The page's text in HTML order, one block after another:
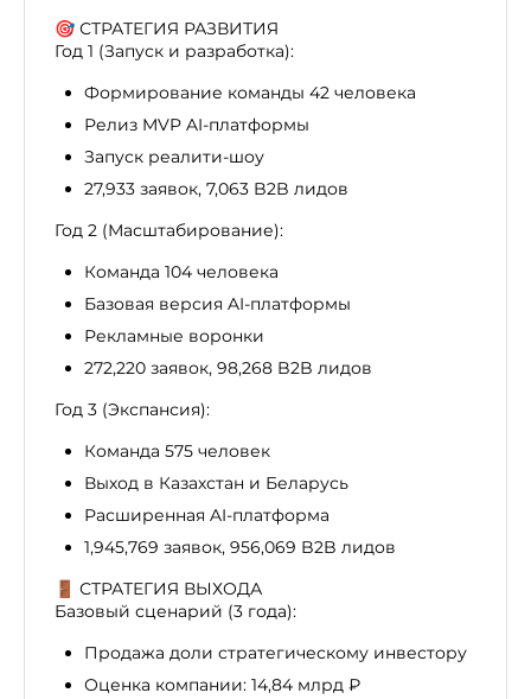
🎯 СТРАТЕГИЯ РАЗВИТИЯ
Год 1 (Запуск и разработка):
Формирование команды 42 человека
Релиз MVP AI-платформы
Запуск реалити-шоу
27,933 заявок, 7,063 B2B лидов
Год 2 (Масштабирование):
Команда 104 человека
Базовая версия AI-платформы
Рекламные воронки
272,220 заявок, 98,268 B2B лидов
Год 3 (Экспансия):
Команда 575 человек
Выход в Казахстан и Беларусь
Расширенная AI-платформа
1,945,769 заявок, 956,069 B2B лидов
🚪 СТРАТЕГИЯ ВЫХОДА
Базовый сценарий (3 года):
Продажа доли стратегическому инвестору
Оценка компании: 14,84 млрд ₽